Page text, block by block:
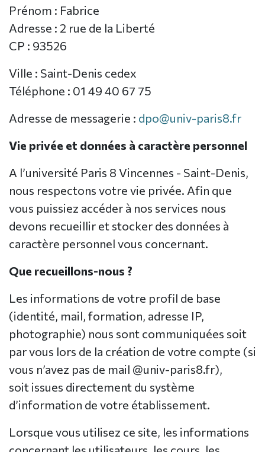
Prénom : Fabrice
Adresse : 2 rue de la Liberté
CP : 93526
Ville : Saint-Denis cedex
Téléphone : 01 49 40 67 75
Adresse de messagerie : dpo@univ-paris8.fr
Vie privée et données à caractère personnel
A l’université Paris 8 Vincennes - Saint-Denis,
nous respectons votre vie privée. Afin que
vous puissiez accéder à nos services nous
devons recueillir et stocker des données à
caractère personnel vous concernant.
Que recueillons-nous ?
Les informations de votre profil de base
(identité, mail, formation, adresse IP,
photographie) nous sont communiquées soit
par vous lors de la création de votre compte (si
vous n’avez pas de mail @univ-paris8.fr),
soit issues directement du système
d’information de votre établissement.
Lorsque vous utilisez ce site, les informations